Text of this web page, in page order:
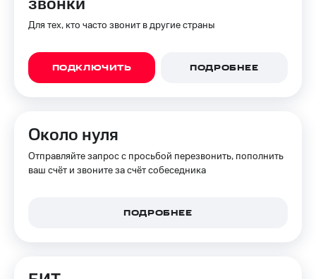
Для тех, кто часто звонит в другие страны
ПОДКЛЮЧИТЬ ПОДРОБНЕЕ
Около нуля
Отправляйте запрос с просьбой перезвонить, пополнить
ваш счёт и звоните за счёт собеседника
ПОДРОБНЕЕ